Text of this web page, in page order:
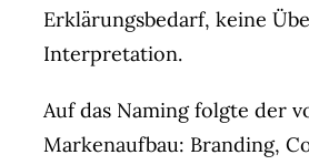
Erklärungsbedarf, keine
Interpretation.
Auf das Naming folgte der
Markenaufbau: Branding,